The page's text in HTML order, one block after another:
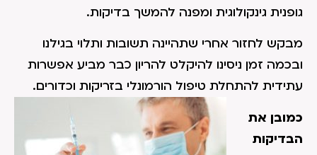
גופנית גינקולוגית ומפנה להמשך בדיקות.
מבקש לחזור אחרי שתהיינה תשובות ותלוי בגילנו
ובכמה זמן ניסינו להיקלט להריון כבר מביע אפשרות
עתידית להתחלת טיפול הורמונלי בזריקות וכדורים.
כמובן את
הבדיקות